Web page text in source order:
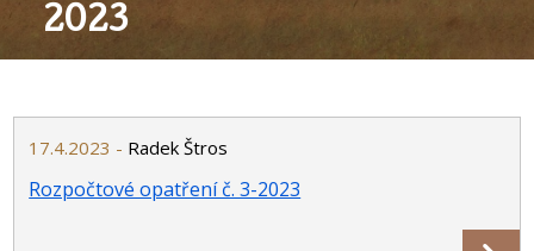
2023
Rozpočtové opatření č. 3-2023
17.4.2023 - Radek Štros